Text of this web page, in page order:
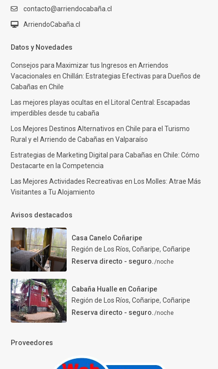
contacto@arriendocabaña.cl
ArriendoCabaña.cl
Datos y Novedades
Consejos para Maximizar tus Ingresos en Arriendos
Vacacionales en Chillán: Estrategias Efectivas para Dueños de
Cabañas en Chile
Las mejores playas ocultas en el Litoral Central: Escapadas
imperdibles desde tu cabaña
Los Mejores Destinos Alternativos en Chile para el Turismo
Rural y el Arriendo de Cabañas en Valparaíso
Estrategias de Marketing Digital para Cabañas en Chile: Cómo
Destacarte en la Competencia
Las Mejores Actividades Recreativas en Los Molles: Atrae Más
Visitantes a Tu Alojamiento
Avisos destacados
Casa Canelo Coñaripe
Región de Los Ríos, Coñaripe, Coñaripe
Reserva directo - seguro./noche
Cabaña Hualle en Coñaripe
Región de Los Ríos, Coñaripe, Coñaripe
Reserva directo - seguro./noche
Proveedores